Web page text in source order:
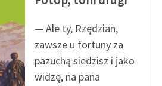
— Ale ty, Rzędzian,
zawsze u fortuny za
pazuchą siedzisz i jako
widzę, na pana